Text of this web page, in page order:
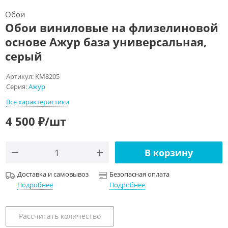
Обои
Обои виниловые на флизелиновой
основе Ажур база универсальная,
серый
Артикул: KM8205
Серия:Ажур
Все характеристики
4 500 ₽/шт
В корзину
Доставка и самовывоз
Подробнее
Безопасная оплата
Подробнее
Рассчитать количество